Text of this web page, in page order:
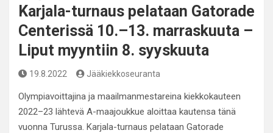
Karjala-turnaus pelataan Gatorade
Centerissä 10.–13. marraskuuta –
Liput myyntiin 8. syyskuuta
19.8.2022 Jääkiekkoseuranta
Olympiavoittajina ja maailmanmestareina kiekkokauteen
2022–23 lähtevä A-maajoukkue aloittaa kautensa tänä
vuonna Turussa. Karjala-turnaus pelataan Gatorade